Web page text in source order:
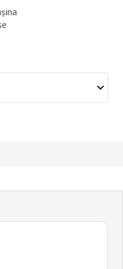
4.7 din 5 stele Total